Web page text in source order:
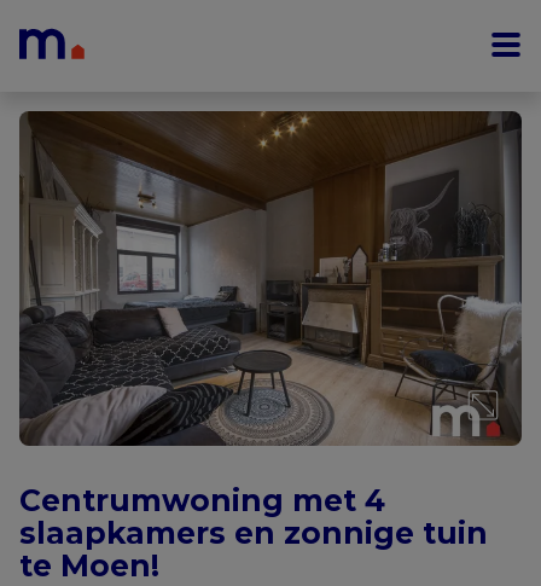
Centrumwoning met 4
slaapkamers en zonnige tuin
te Moen!